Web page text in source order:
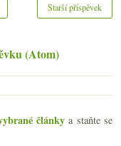
Starší příspěvek
(Atom)
články a staňte se